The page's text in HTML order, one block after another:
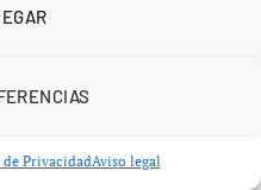
PrivacidadAviso legal